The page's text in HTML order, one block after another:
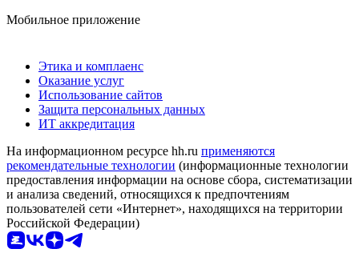
Мобильное приложение
Этика и комплаенс
Оказание услуг
Использование сайтов
Защита персональных данных
ИТ аккредитация
На информационном ресурсе hh.ru применяются
рекомендательные технологии (информационные технологии
предоставления информации на основе сбора, систематизации
и анализа сведений, относящихся к предпочтениям
пользователей сети «Интернет», находящихся на территории
Российской Федерации)